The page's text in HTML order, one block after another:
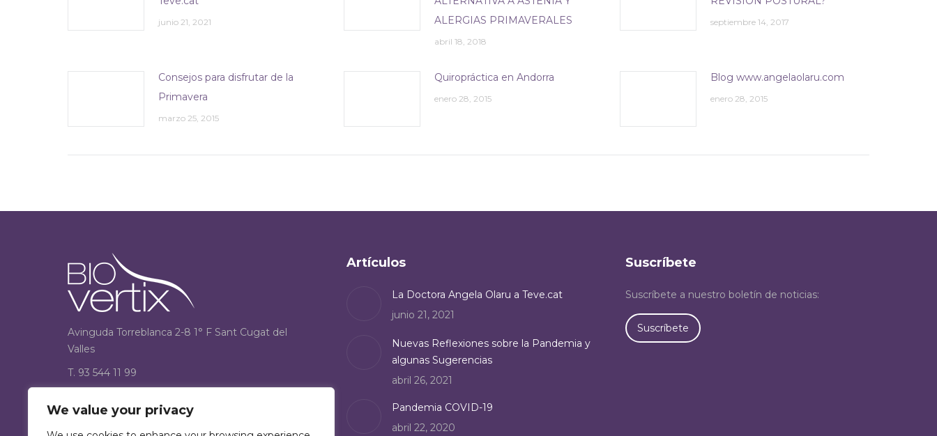
We value your privacy
junio 21, 2021
ALERGIAS PRIMAVERALES
abril 18, 2018
septiembre 14, 2017
Consejos para disfrutar de la
Primavera
marzo 25, 2015
Quiropráctica en Andorra
enero 28, 2015
Blog www.angelaolaru.com
enero 28, 2015
Avinguda Torreblanca 2-8 1° F Sant Cugat del
Valles
T. 93 544 11 99
Artículos
La Doctora Angela Olaru a Teve.cat
junio 21, 2021
Nuevas Reflexiones sobre la Pandemia y
algunas Sugerencias
abril 26, 2021
Pandemia COVID-19
abril 22, 2020
Suscríbete
Suscríbete a nuestro boletín de noticias:
Suscríbete